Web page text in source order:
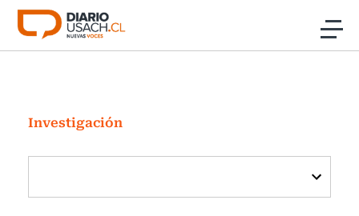
Click acá para ir directamente al contenido
Investigación
Cultura
Programas Radio y TV Usach
Investigación